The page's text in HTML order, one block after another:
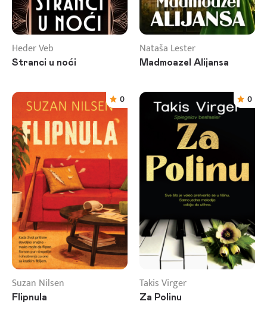
Heder Veb
Stranci u noći
Nataša Lester
Madmoazel Alijansa
0
Suzan Nilsen
Flipnula
0
Takis Virger
Za Polinu